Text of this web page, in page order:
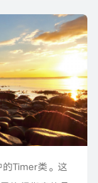
Timer类。这